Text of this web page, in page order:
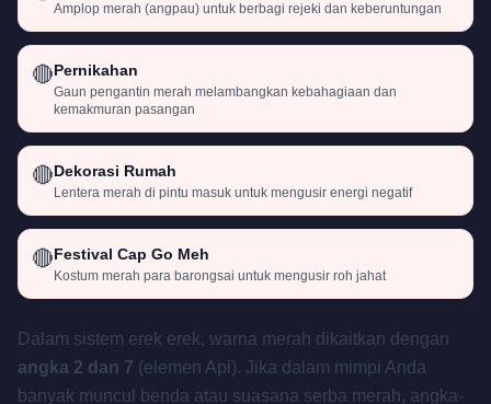
Amplop merah (angpau) untuk berbagi rejeki dan keberuntungan
🔴Pernikahan
Gaun pengantin merah melambangkan kebahagiaan dan
kemakmuran pasangan
🔴Dekorasi Rumah
Lentera merah di pintu masuk untuk mengusir energi negatif
🔴Festival Cap Go Meh
Kostum merah para barongsai untuk mengusir roh jahat
Dalam sistem erek erek, warna merah dikaitkan dengan
angka 2 dan 7 (elemen Api). Jika dalam mimpi Anda
banyak muncul benda atau suasana serba merah, angka-